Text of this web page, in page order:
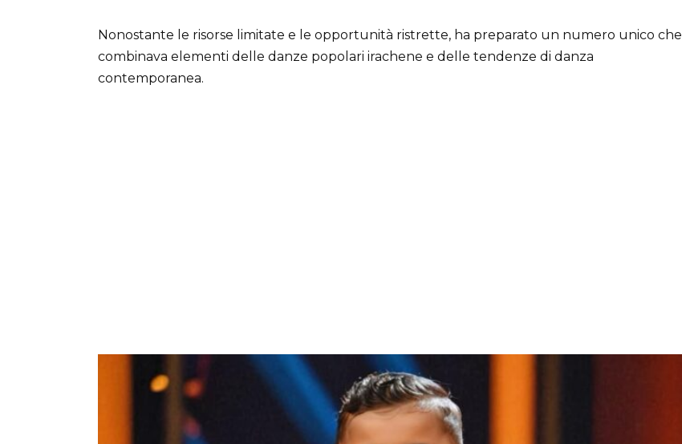
Nonostante le risorse limitate e le opportunità ristrette, ha preparato un numero unico che
combinava elementi delle danze popolari irachene e delle tendenze di danza
contemporanea.